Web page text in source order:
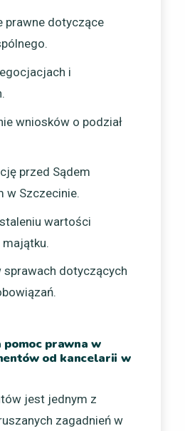
prawne dotyczące
i
wniosków o podział
przed Sądem
w Szczecinie.
wartości
majątku.
sprawach dotyczących
prawna w
od kancelarii w
jest jednym z
zagadnień w